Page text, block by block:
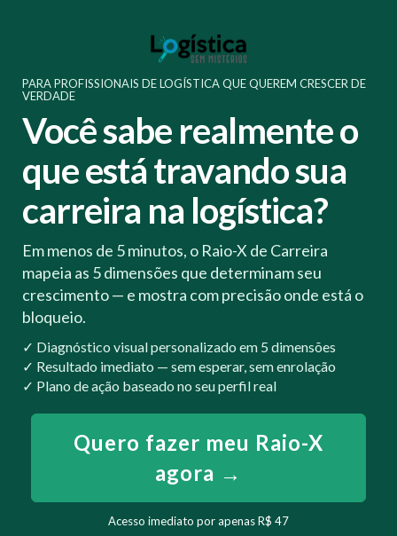
PARA PROFISSIONAIS DE LOGÍSTICA QUE QUEREM CRESCER DE
VERDADE
Você sabe realmente o
que está travando sua
carreira na logística?
Em menos de 5 minutos, o Raio-X de Carreira
mapeia as 5 dimensões que determinam seu
crescimento — e mostra com precisão onde está o
bloqueio.
✓ Diagnóstico visual personalizado em 5 dimensões
✓ Resultado imediato — sem esperar, sem enrolação
✓ Plano de ação baseado no seu perfil real
Quero fazer meu Raio-X
agora →
Acesso imediato por apenas R$ 47